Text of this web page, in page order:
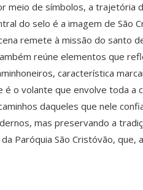
meio de símbolos, a trajetória
do selo é a imagem de São
remete à missão do santo
reúne elementos que
característica
o volante que envolve toda a
daqueles que nele
mas preservando a
Paróquia São Cristóvão,